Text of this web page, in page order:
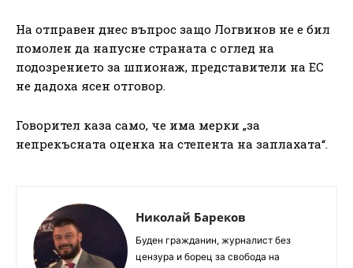
На отправен днес въпрос защо Логвинов не е бил
помолен да напусне страната с оглед на
подозрението за шпионаж, представители на ЕС
не дадоха ясен отговор.
Говорител каза само, че има мерки „за
непрекъсната оценка на степента на заплахата“.
Николай Бареков
Буден гражданин, журналист без
цензура и борец за свобода на